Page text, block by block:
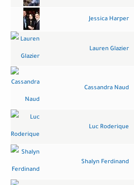
Jessica Harper
Lauren Glazier
Cassandra Naud
Luc Roderique
Shalyn Ferdinand